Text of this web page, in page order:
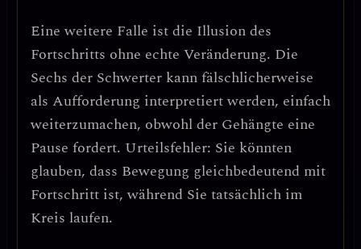
Eine weitere Falle ist die Illusion des
Fortschritts ohne echte Veränderung. Die
Sechs der Schwerter kann fälschlicherweise
als Aufforderung interpretiert werden, einfach
weiterzumachen, obwohl der Gehängte eine
Pause fordert. Urteilsfehler: Sie könnten
glauben, dass Bewegung gleichbedeutend mit
Fortschritt ist, während Sie tatsächlich im
Kreis laufen.